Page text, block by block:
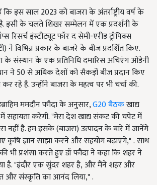
इस साल 2023को बाजरा के अंतर्राष्ट्रीय वर्ष के
इसी के चलते शिखर सम्मेलन में एक प्रदर्शनी के
रिसर्च इंस्टीट्यूट फॉर द सेमी-एरीड ट्रॉपिक्स
विभिन्न प्रकार के बाजरे के बीज प्रदर्शित किए.
संस्थान के एक प्रतिनिधि दमारिस अचिएंग ओडेनी
ने 50से अधिक देशों को सैकड़ों बीज प्रदान किए
रहे हैं. उन्होंने बाजरा के महत्व पर भी चर्चा की.
ममदौन फौदा के अनुसार,G20बैठकखाद्य
में सहायता करेगी. "मेरा देश खाद्य संकट की चपेट में
नहीं है. हम इसके (बाजरा) उत्पादन के बारे में जानेंगे
ज्ञान साझा करने और सहयोग बढ़ाएंगे," . साथ
भी प्रशंसा करते हुए डॉ फौदा ने कहा कि शहर ने
है. "इंदौर एक सुंदर शहर है, और मैंने शहर और
और संस्कृति का आनंद लिया," .